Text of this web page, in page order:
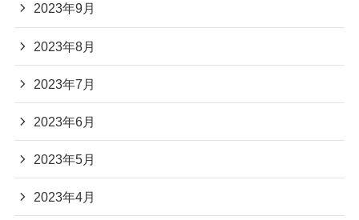
2023年9月
2023年8月
2023年7月
2023年6月
2023年5月
2023年4月